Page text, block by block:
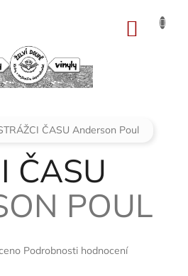
ČASU Anderson Poul
ČASU
POUL
Podrobnosti hodnocení